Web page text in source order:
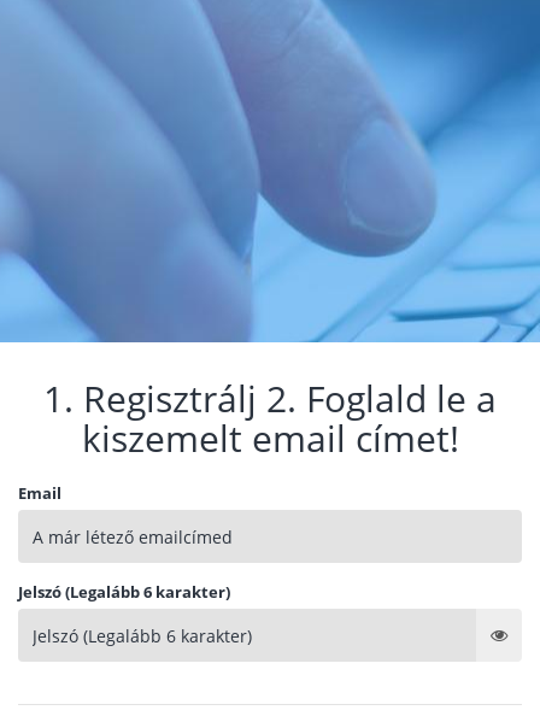
1. Regisztrálj 2. Foglald le a
kiszemelt email címet!
Email
Jelszó (Legalább 6 karakter)